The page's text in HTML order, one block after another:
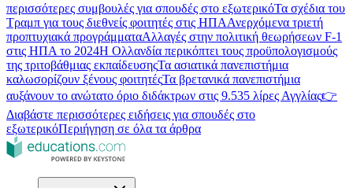
περισσότερες συμβουλές για σπουδές στο εξωτερικόΤα σχέδια του
Τραμπ για τους διεθνείς φοιτητές στις ΗΠΑΑνερχόμενα τριετή
προπτυχιακά προγράμματαΑλλαγές στην πολιτική θεωρήσεων F-1
στις ΗΠΑ το 2024Η Ολλανδία περικόπτει τους προϋπολογισμούς
της τριτοβάθμιας εκπαίδευσηςΤα ασιατικά πανεπιστήμια
καλωσορίζουν ξένους φοιτητέςΤα βρετανικά πανεπιστήμια
αυξάνουν το ανώτατο όριο διδάκτρων στις 9.535 λίρες Αγγλίας👉
Διαβάστε περισσότερες ειδήσεις για σπουδές στο
εξωτερικόΠεριήγηση σε όλα τα άρθρα